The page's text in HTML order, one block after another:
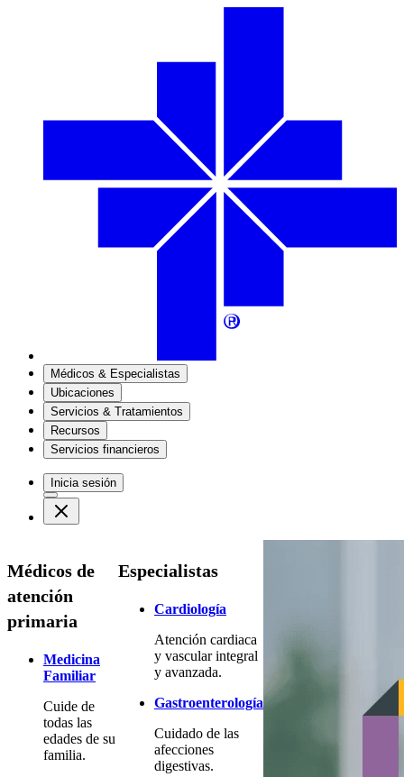
Médicos & Especialistas
Ubicaciones
Servicios & Tratamientos
Recursos
Servicios financieros
Inicia sesión
Médicos de
atención
primaria
Medicina
Familiar
Cuide de
todas las
edades de su
familia.
Especialistas
Cardiología
Atención cardiaca
y vascular integral
y avanzada.
Gastroenterología
Cuidado de las
afecciones
digestivas.